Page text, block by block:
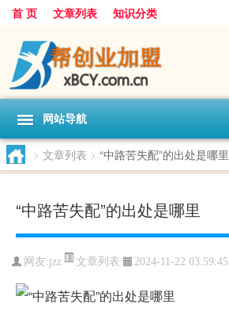
首 页 文章列表 知识分类
网站导航
> 文章列表 > “中路苦失配”的出处是哪里
“中路苦失配”的出处是哪里
网友:jzz 文章列表 2024-11-22 03:59:45